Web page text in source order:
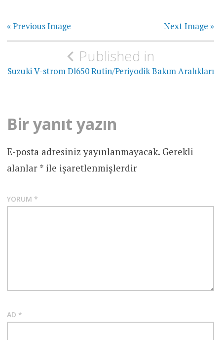
« Previous Image Next Image »
Yazı
gezinmesiPublished in
Suzuki V-strom Dl650 Rutin/Periyodik Bakım Aralıkları
Bir yanıt yazın
E-posta adresiniz yayınlanmayacak. Gerekli
alanlar *ile işaretlenmişlerdir
YORUM *
AD *